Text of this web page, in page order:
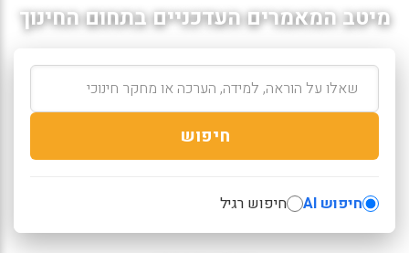
מיטב המאמרים העדכניים בתחום החינוך
חיפוש
חיפוש AI חיפוש רגיל